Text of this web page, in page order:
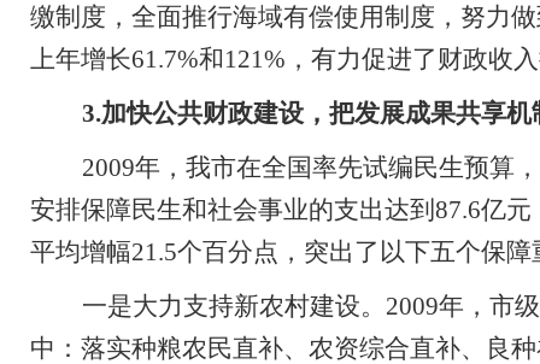
缴制度，全面推行海域有偿使用制度，努力
上年增长61.7%和121% ，有力促进了财政收
3.加快公共财政建设，把发展成果共享
2009年，我市在全国率先试编民生预算
安排保障民生和社会事业的支出达到 87.6亿元
平均增幅21.5个百分点，突出了以下五个保障
一是大力支持新农村建设。 2009年， 市
中：落实种粮农民直补、农资综合直补、良